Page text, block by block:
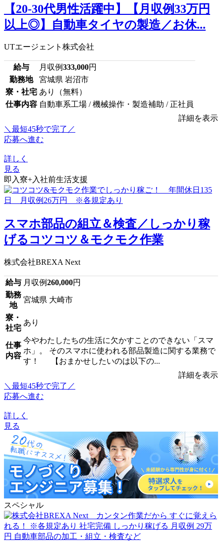
【20-30代男性活躍中】【月収例33万円
以上◎】自動車タイヤの製造／お休...
UTエージェント株式会社
給与 月収例333,000円
勤務地
宮城県 岩沼市
寮・社宅 あり（無料）
仕事内容 自動車系工場 / 機械操作・製造補助 / 正社員
詳細を表示
＼最短45秒で完了／
応募へ進む
詳しく
見る
即入寮+入社前生活支援
スマホ部品の組立＆検査／しっかり稼
げるコツコツ＆モクモク作業
株式会社BREXA Next
給与 月収例260,000円
勤務
地
宮城県 大崎市
寮・
社宅
あり
仕事
内容
今やわたしたちの生活に欠かすことのできない「スマ
ホ」。 そのスマホに使われる部品製造に関する業務で
す！ 【おまかせしたいのは以下の...
詳細を表示
＼最短45秒で完了／
応募へ進む
詳しく
見る
スペシャル